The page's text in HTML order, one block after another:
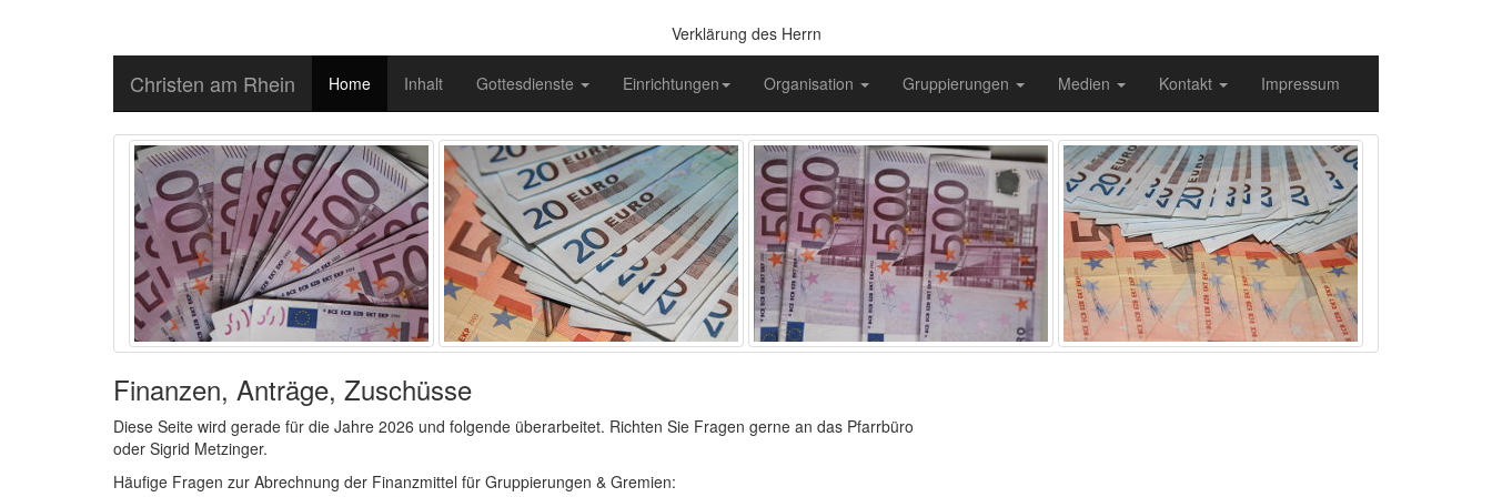
Verklärung des Herrn
Christen am Rhein Home Inhalt Gottesdienste Einrichtungen Organisation Gruppierungen Medien Kontakt Impressum
Finanzen, Anträge, Zuschüsse
Diese Seite wird gerade für die Jahre 2026 und folgende überarbeitet. Richten Sie Fragen gerne an das Pfarrbüro
oder Sigrid Metzinger.
Häufige Fragen zur Abrechnung der Finanzmittel für Gruppierungen & Gremien: